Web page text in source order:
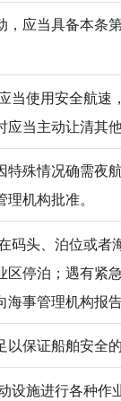
，应当具备本条
当使用安全航速
当主动让清其他
特殊情况确需夜
机构批准。
码头、泊位或者
区停泊；遇有紧
事管理机构报告
保证船舶安全的
设施进行各种作